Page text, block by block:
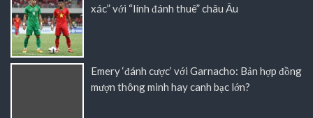
xác” với “lính đánh thuê” châu Âu
Emery ‘đánh cược’ với Garnacho: Bản hợp đồng
mượn thông minh hay canh bạc lớn?